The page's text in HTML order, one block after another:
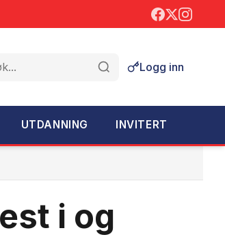
Logg inn
UTDANNING INVITERT
i og